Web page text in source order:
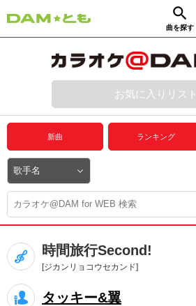
曲を探す
動画からさがす
ログイン
プレミアムサービス
DAM★とも動画
DAM★とも録音
カラオケ＠DAM
ユーザー検索
キャンペーン
お気に入りリスト
新曲 ランキング
時間旅行Second!
[ジカンリョコウセカンド]
タッキー&翼